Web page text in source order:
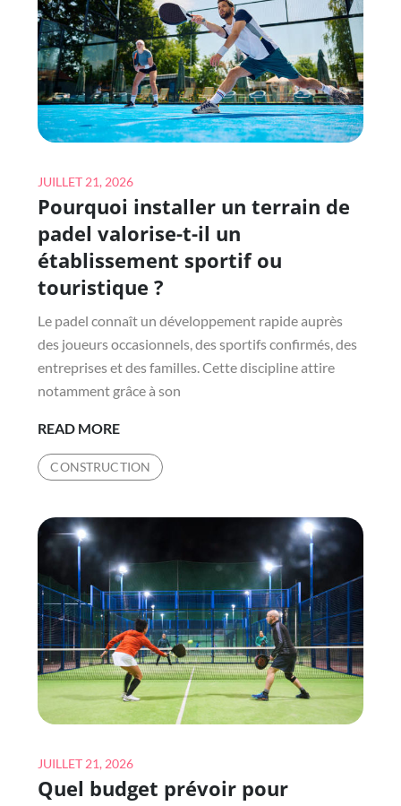
PICKLEBALL
ENTRE
PLUSIEURS
DEVIS
?
Posted
on
JUILLET 21, 2026
Pourquoi installer un terrain de
padel valorise-t-il un
établissement sportif ou
touristique ?
Le padel connaît un développement rapide auprès
des joueurs occasionnels, des sportifs confirmés, des
entreprises et des familles. Cette discipline attire
notamment grâce à son
READ MOREPOURQUOI
INSTALLER
UN
DE
VALORISE-
T-
IL
UN
ÉTABLISSEMENT
SPORTIF
OU
TOURISTIQUE
CONSTRUCTION
Posted
on
JUILLET 21, 2026
Quel budget prévoir pour